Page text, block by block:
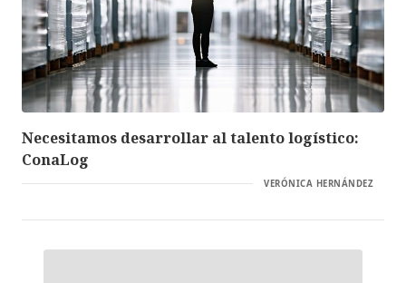
Necesitamos desarrollar al talento logístico:
ConaLog
VERÓNICA HERNÁNDEZ